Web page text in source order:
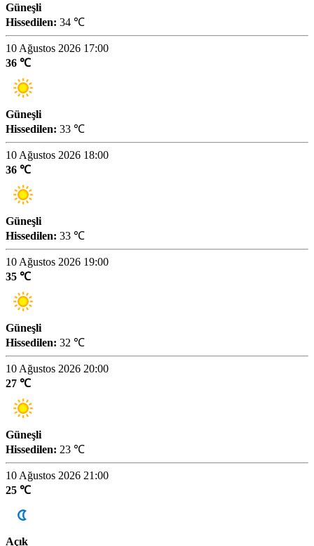
Güneşli
Hissedilen: 34 ℃
10 Ağustos 2026 17:00
36 ℃
Güneşli
Hissedilen: 33 ℃
10 Ağustos 2026 18:00
36 ℃
Güneşli
Hissedilen: 33 ℃
10 Ağustos 2026 19:00
35 ℃
Güneşli
Hissedilen: 32 ℃
10 Ağustos 2026 20:00
27 ℃
Güneşli
Hissedilen: 23 ℃
10 Ağustos 2026 21:00
25 ℃
Açık